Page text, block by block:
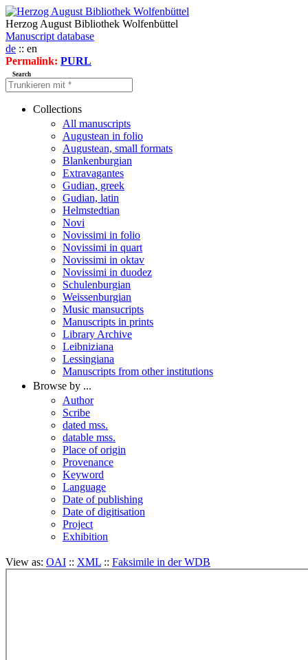
Herzog August Bibliothek Wolfenbüttel
Manuscript database
de :: en
Permalink: PURL
Search
Collections
All manuscripts
Augustean in folio
Augustean, small formats
Blankenburgian
Extravagantes
Gudian, greek
Gudian, latin
Helmstedtian
Novi
Novissimi in folio
Novissimi in quart
Novissimi in oktav
Novissimi in duodez
Schulenburgian
Weissenburgian
Music mansucripts
Manuscripts in prints
Library Archive
Leibniziana
Lessingiana
Manuscripts from other institutions
Browse by ...
Author
Scribe
dated mss.
datable mss.
Place of origin
Provenance
Keyword
Language
Date of publishing
Date of digitisation
Project
Exhibition
View as: OAI :: XML :: Faksimile in der WDB